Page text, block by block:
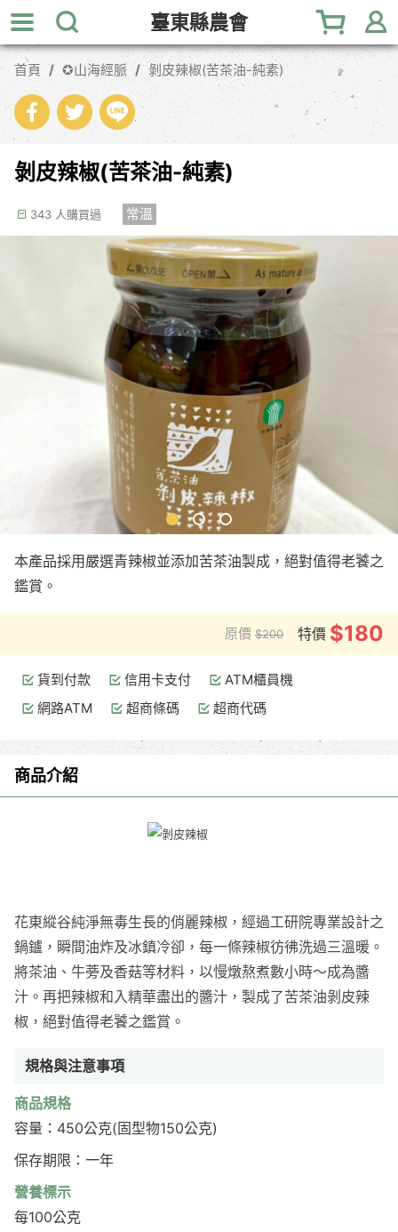
跳
到
主
內
臺東縣農會
首頁 ✪山海經脈 剝皮辣椒(苦茶油-純素)
剝皮辣椒(苦茶油-純素)
343 人購買過 常溫
本產品採用嚴選青辣椒並添加苦茶油製成，絕對值得老饕之
鑑賞。
原價 $200 特價 $180
貨到付款 信用卡支付
ATM櫃員機
網路ATM
超商條碼 超商代碼
商品介紹
花東縱谷純淨無毒生長的俏麗辣椒，經過工研院專業設計之
鍋鑪，瞬間油炸及冰鎮冷卻，每一條辣椒彷彿洗過三溫暖。
將茶油、牛蒡及香菇等材料，以慢燉熬煮數小時～成為醬
汁。再把辣椒和入精華盡出的醬汁，製成了苦茶油剝皮辣
椒，絕對值得老饕之鑑賞。
規格與注意事項
商品規格
容量：450公克(固型物150公克)
保存期限：一年
營養標示
每100公克